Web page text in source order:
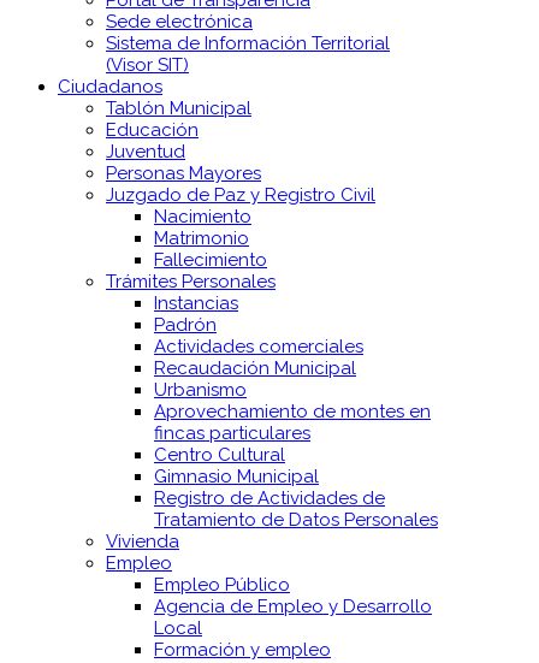
Sede electrónica
Sistema de Información Territorial
(Visor SIT)
Ciudadanos
Tablón Municipal
Educación
Juventud
Personas Mayores
Juzgado de Paz y Registro Civil
Nacimiento
Matrimonio
Fallecimiento
Trámites Personales
Instancias
Padrón
Actividades comerciales
Recaudación Municipal
Urbanismo
Aprovechamiento de montes en
fincas particulares
Centro Cultural
Gimnasio Municipal
Registro de Actividades de
Tratamiento de Datos Personales
Vivienda
Empleo
Empleo Público
Agencia de Empleo y Desarrollo
Local
Formación y empleo